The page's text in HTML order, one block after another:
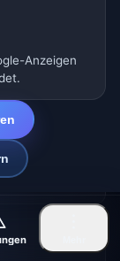
Anzeigen